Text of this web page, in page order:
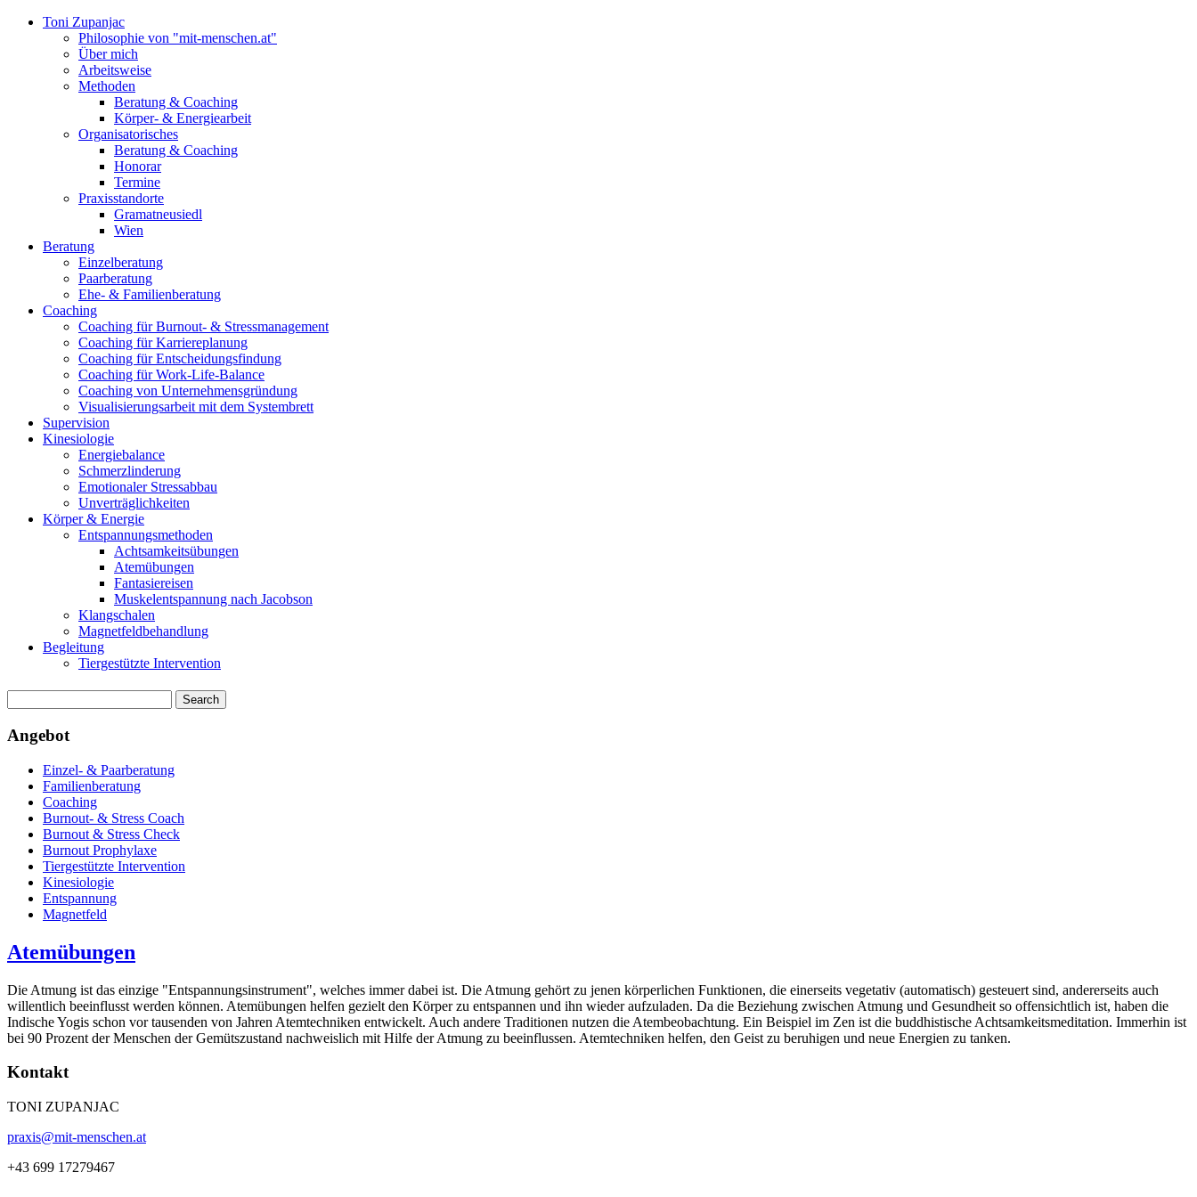
Toni Zupanjac
Philosophie von "mit-menschen.at"
Über mich
Arbeitsweise
Methoden
Beratung & Coaching
Körper- & Energiearbeit
Organisatorisches
Beratung & Coaching
Honorar
Termine
Praxisstandorte
Gramatneusiedl
Wien
Beratung
Einzelberatung
Paarberatung
Ehe- & Familienberatung
Coaching
Coaching für Burnout- & Stressmanagement
Coaching für Karriereplanung
Coaching für Entscheidungsfindung
Coaching für Work-Life-Balance
Coaching von Unternehmensgründung
Visualisierungsarbeit mit dem Systembrett
Supervision
Kinesiologie
Energiebalance
Schmerzlinderung
Emotionaler Stressabbau
Unverträglichkeiten
Körper & Energie
Entspannungsmethoden
Achtsamkeitsübungen
Atemübungen
Fantasiereisen
Muskelentspannung nach Jacobson
Klangschalen
Magnetfeldbehandlung
Begleitung
Tiergestützte Intervention
Angebot
Einzel- & Paarberatung
Familienberatung
Coaching
Burnout- & Stress Coach
Burnout & Stress Check
Burnout Prophylaxe
Tiergestützte Intervention
Kinesiologie
Entspannung
Magnetfeld
Atemübungen
Die Atmung ist das einzige "Entspannungsinstrument", welches immer dabei ist. Die Atmung gehört zu jenen körperlichen Funktionen, die einerseits vegetativ (automatisch) gesteuert sind, andererseits auch
willentlich beeinflusst werden können. Atemübungen helfen gezielt den Körper zu entspannen und ihn wieder aufzuladen. Da die Beziehung zwischen Atmung und Gesundheit so offensichtlich ist, haben die
Indische Yogis schon vor tausenden von Jahren Atemtechniken entwickelt. Auch andere Traditionen nutzen die Atembeobachtung. Ein Beispiel im Zen ist die buddhistische Achtsamkeitsmeditation. Immerhin ist
bei 90 Prozent der Menschen der Gemütszustand nachweislich mit Hilfe der Atmung zu beeinflussen. Atemtechniken helfen, den Geist zu beruhigen und neue Energien zu tanken.
Kontakt
TONI ZUPANJAC
praxis@mit-menschen.at
+43 699 17279467